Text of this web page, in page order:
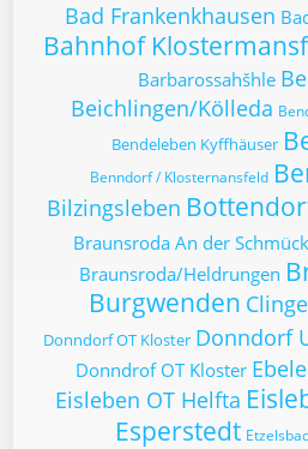
Bad Frankenkhausen
Bahnhof
Barbarossahšhle
Beichlingen/Kölleda
Bendeleben Kyffhäuser
Benndorf / Klosternansfeld
Bilzingsleben
Braunsroda An der
Braunsroda/Heldrungen
Burgwenden
Donndorf OT Kloster Donndorf
Donndrof OT Kloster
Eisleben OT Helfta
Esperstedt